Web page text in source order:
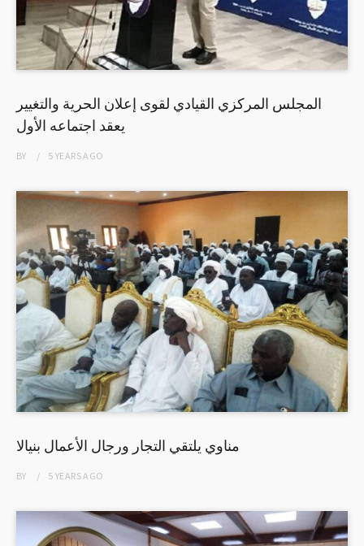
المجلس المركزي القيادي لقوى إعلان الحرية والتغيير
يعقد اجتماعه الأول
BY 5 YEARSAGO
مناوي يلتقي التجار ورجال الأعمال بنيالا
BY 5 YEARSAGO